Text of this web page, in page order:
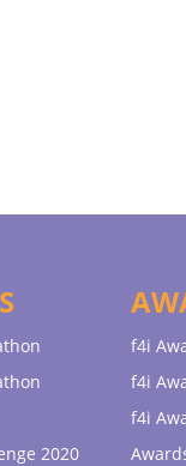
2020
f4i
f4i
f4i